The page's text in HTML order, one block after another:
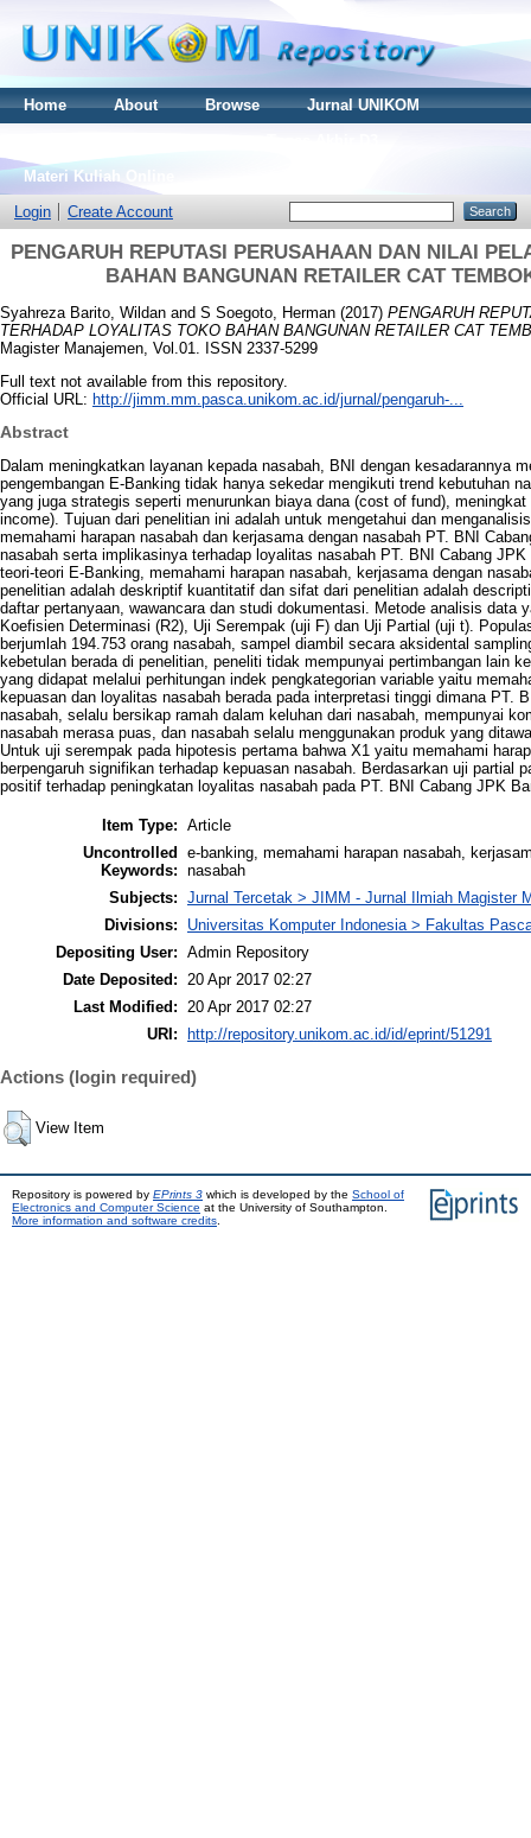
Home About Browse
Jurnal UNIKOM
Materi Kuliah Online
Login
Create Account
PENGARUH REPUTASI PERUSAHAAN DAN NILAI
BAHAN BANGUNAN RETAILER CAT
Syahreza Barito, Wildan and S Soegoto, Herman (2017) PENGARUH
TERHADAP LOYALITAS TOKO BAHAN BANGUNAN RETAILER CAT
Magister Manajemen, Vol.01. ISSN 2337-5299
Full text not available from this repository.
Official URL: http://jimm.mm.pasca.unikom.ac.id/jurnal/pengaruh-...
Abstract
Dalam meningkatkan layanan kepada nasabah, BNI dengan kesadarannya
pengembangan E-Banking tidak hanya sekedar mengikuti trend kebutuhan
yang juga strategis seperti menurunkan biaya dana (cost of fund),
income). Tujuan dari penelitian ini adalah untuk mengetahui dan
memahami harapan nasabah dan kerjasama dengan nasabah PT. BNI
nasabah serta implikasinya terhadap loyalitas nasabah PT. BNI Cabang
teori-teori E-Banking, memahami harapan nasabah, kerjasama dengan
penelitian adalah deskriptif kuantitatif dan sifat dari penelitian adalah
daftar pertanyaan, wawancara dan studi dokumentasi. Metode analisis data
Koefisien Determinasi (R2), Uji Serempak (uji F) dan Uji Partial (uji t).
berjumlah 194.753 orang nasabah, sampel diambil secara aksidental
kebetulan berada di penelitian, peneliti tidak mempunyai pertimbangan lain
yang didapat melalui perhitungan indek pengkategorian variable yaitu
kepuasan dan loyalitas nasabah berada pada interpretasi tinggi dimana PT.
nasabah, selalu bersikap ramah dalam keluhan dari nasabah, mempunyai
nasabah merasa puas, dan nasabah selalu menggunakan produk yang
Untuk uji serempak pada hipotesis pertama bahwa X1 yaitu memahami
berpengaruh signifikan terhadap kepuasan nasabah. Berdasarkan uji partial
positif terhadap peningkatan loyalitas nasabah pada PT. BNI Cabang JPK
Item Type: Article
Uncontrolled
Keywords:
e-banking, memahami harapan nasabah,
nasabah
Subjects: Jurnal Tercetak > JIMM - Jurnal Ilmiah Magister
Divisions:
Universitas Komputer Indonesia > Fakultas
Depositing User: Admin Repository
Date Deposited:
20 Apr 2017 02:27
Last Modified:
20 Apr 2017 02:27
URI:
http://repository.unikom.ac.id/id/eprint/51291
Actions (login required)
View Item
Repository is powered by EPrints 3 which is developed by the School of
Electronics and Computer Science at the University of Southampton.
More information and software credits